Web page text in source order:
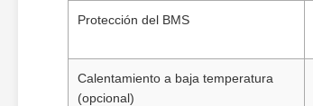
Protección del BMS
Calentamiento a baja temperatura
(opcional)